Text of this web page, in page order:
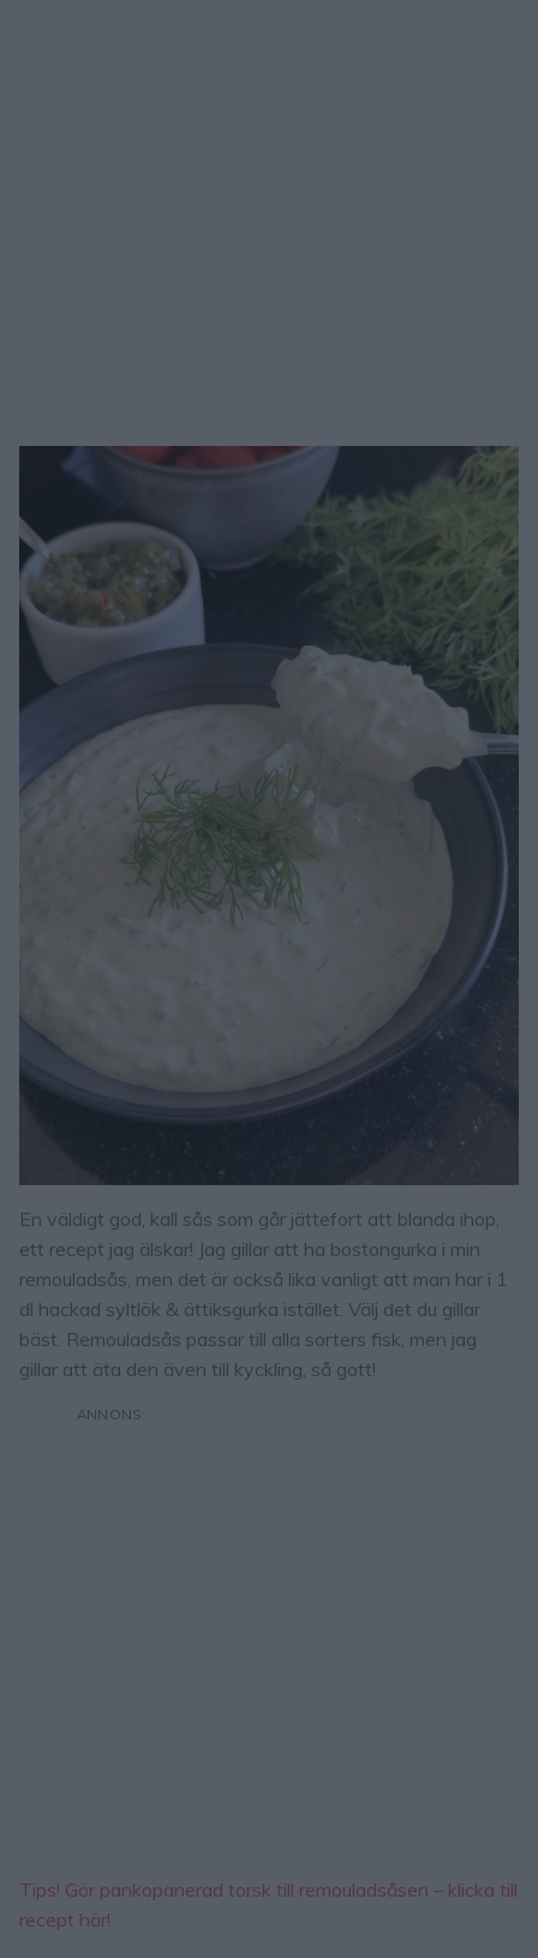
En väldigt god, kall sås som går jättefort att blanda ihop,
ett recept jag älskar! Jag gillar att ha bostongurka i min
remouladsås, men det är också lika vanligt att man har i 1
dl hackad syltlök & ättiksgurka istället. Välj det du gillar
bäst. Remouladsås passar till alla sorters fisk, men jag
gillar att äta den även till kyckling, så gott!
Tips! Gör pankopanerad torsk till remouladsåsen – klicka till
recept här!